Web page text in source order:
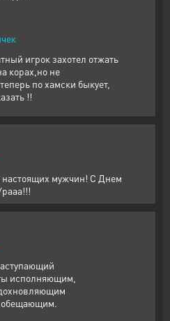
игрок захотел отжать
корах,но не
по хамски быкует,
!!
мужчин! С Днем
исполняющим,
обещающим.